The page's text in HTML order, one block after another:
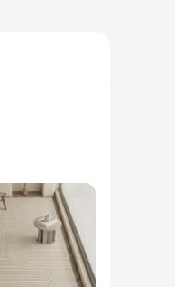
The
your